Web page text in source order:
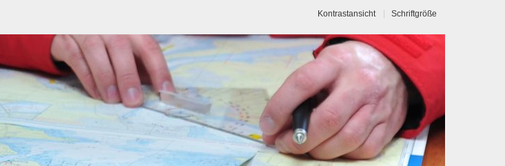
Kontrastansicht Schriftgröße